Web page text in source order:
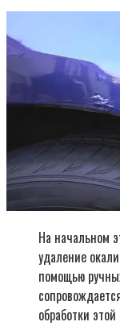
На начальном
удаление
помощью
обработки